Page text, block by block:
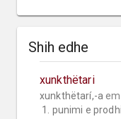
Shih edhe
xunkthëtari
xunkthëtarí,-a
1. punimi e